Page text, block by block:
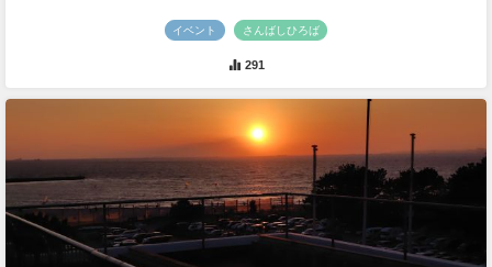
イベント さんばしひろば
291